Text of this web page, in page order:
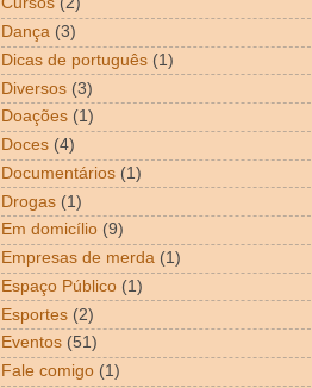
Dança (3)
Dicas de português (1)
Diversos (3)
Doações (1)
Doces (4)
Documentários (1)
Drogas (1)
Em domicílio (9)
Empresas de merda (1)
Espaço Público (1)
Esportes (2)
Eventos (51)
Fale comigo (1)